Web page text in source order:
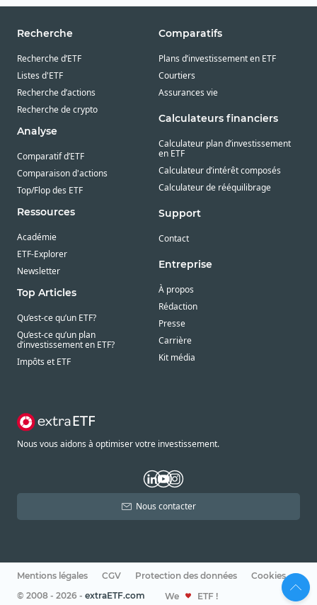
Recherche
Recherche d’ETF
Listes d'ETF
Recherche d’actions
Recherche de crypto
Analyse
Comparatif d’ETF
Comparaison d'actions
Top/Flop des ETF
Ressources
Académie
ETF-Explorer
Newsletter
Top Articles
Qu’est-ce qu’un ETF?
Qu’est-ce qu’un plan
d’investissement en ETF?
Impôts et ETF
Comparatifs
Plans d’investissement en ETF
Courtiers
Assurances vie
Calculateurs financiers
Calculateur plan d’investissement
en ETF
Calculateur d’intérêt composés
Calculateur de rééquilibrage
Support
Contact
Entreprise
À propos
Rédaction
Presse
Carrière
Kit média
Nous vous aidons à optimiser votre investissement.
Nous contacter
Mentions légales CGV Protection des données
Cookies
© 2008 - 2026 - extraETF.com We ETF !